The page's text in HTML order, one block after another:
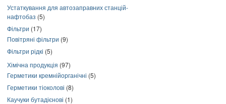
Устаткування для автозаправних станцій-
нафтобаз (5)
Фільтри (17)
Повітряні фільтри (9)
Фільтри рідкі (5)
Хімічна продукція (97)
Герметики кремнійорганічні (5)
Герметики тіоколові (8)
Каучуки бутадієнові (1)